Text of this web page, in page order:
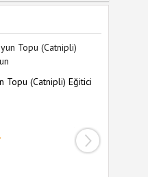
Topu (Catnipli) Eğitici